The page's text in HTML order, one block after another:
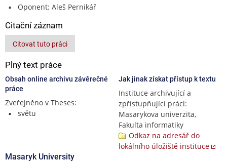
Oponent: Aleš Pernikář
Citační záznam
Citovat tuto práci
Plný text práce
Obsah online archivu závěrečné
práce
Zveřejněno v Theses:
světu
Jak jinak získat přístup k textu
Instituce archivující a
zpřístupňující práci:
Masarykova univerzita,
Fakulta informatiky
Odkaz na adresář do
lokálního úložiště instituce
Masaryk University